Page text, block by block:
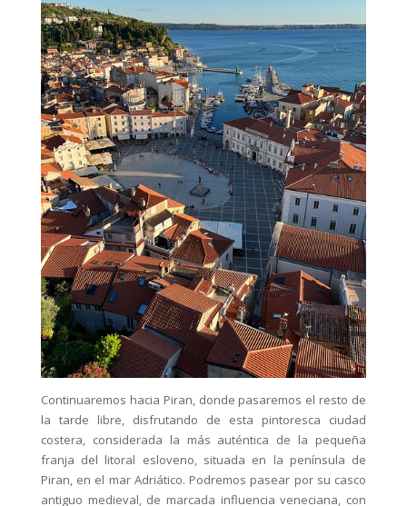
Continuaremos hacia Piran, donde pasaremos el resto de
la tarde libre, disfrutando de esta pintoresca ciudad
costera, considerada la más auténtica de la pequeña
franja del litoral esloveno, situada en la península de
Piran, en el mar Adriático. Podremos pasear por su casco
antiguo medieval, de marcada influencia veneciana, con